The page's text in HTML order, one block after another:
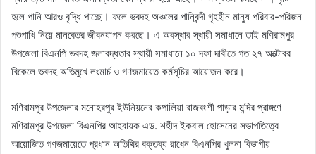
হলে পানি আরও বৃদ্ধি পাচ্ছে। ফলে ভবদহ অঞ্চলের পানিবন্দী গৃহহীন মানুষ পরিবার-পরিজন
পশুপাখি নিয়ে মানবেতর জীবনযাপন করছে। এ অবস্থার স্থায়ী সমাধানে তাই মণিরামপুর
উপজেলা বিএনপি ভবদহ জলাবদ্ধতার স্থায়ী সমাধানে ১০ দফা দাবীতে গত ২৭ অক্টোবর
বিকেলে ভবদহ অভিমুখে লংমার্চ ও গণজমায়েত কর্মসূচির আয়োজন করে।
মণিরামপুর উপজেলার মনোহরপুর ইউনিয়নের কপালিয়া রাজবংশী পাড়ার মন্দির প্রাঙ্গণে
মণিরামপুর উপজেলা বিএনপির আহবায়ক এড. শহীদ ইকবাল হোসেনের সভাপতিত্বে
আয়োজিত গণজমায়েতে প্রধান অতিথির বক্তব্য রাখেন বিএনপির খুলনা বিভাগীয়